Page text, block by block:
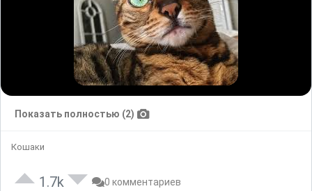
Показать полностью (2)
Кошаки
1.7k 0 комментариев